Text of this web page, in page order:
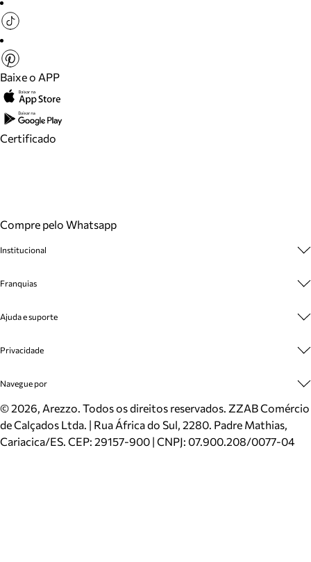
Baixe o APP
Certificado
Compre pelo Whatsapp
Institucional
Cashback
Venda Corporativa
Mapa do Site
Inverno
Mundo Arezzo
Franquias
Plano de Negócio
Ajuda e suporte
Cadastro
Meus Pedidos
Trocas e Devoluções
Cartão Presente
Localizador de lojas
Privacidade
Politica e Privacidade
Navegue por
Sapatos
Bolsas
Scarpins
©2026, Arezzo. Todos os direitos reservados. ZZAB Comércio
de Calçados Ltda. | Rua África do Sul, 2280. Padre Mathias,
Cariacica/ES. CEP: 29157-900 | CNPJ: 07.900.208/0077-04